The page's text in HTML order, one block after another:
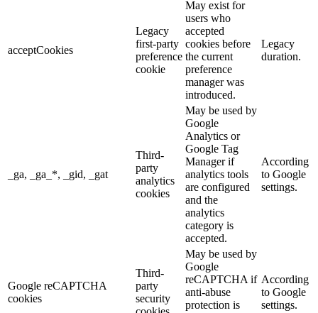
acceptCookies
Legacy
first-party
preference
cookie
May exist for
users who
accepted
cookies before
the current
preference
manager was
introduced.
Legacy
duration.
_ga, _ga_*, _gid, _gat
Third-
party
analytics
cookies
May be used by
Google
Analytics or
Google Tag
Manager if
analytics tools
are configured
and the
analytics
category is
accepted.
According
to Google
settings.
Google reCAPTCHA
cookies
Third-
party
security
May be used by
Google
reCAPTCHA if
anti-abuse
protection is
According
to Google
settings.